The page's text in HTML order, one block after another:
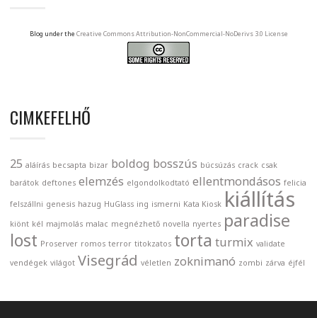
Blog under the Creative Commons Attribution-NonCommercial-NoDerivs 3.0 License
CIMKEFELHŐ
25 aláírás becsapta bizar boldog bosszús búcsúzás crack csak
barátok deftones elemzés elgondolkodtató ellentmondásos felicia
felszállni genesis hazug HuGlass ing ismerni Kata Kiosk kiállítás
kiönt kél majmolás malac megnézhető novella nyertes paradise
lost Proserver romos terror titokzatos torta turmix validate
vendégek világot Visegrád véletlen zoknimanó zombi zárva éjfél